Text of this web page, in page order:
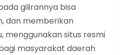
gilirannya bisa
dan memberikan
menggunakan situs resmi
masyarakat daerah